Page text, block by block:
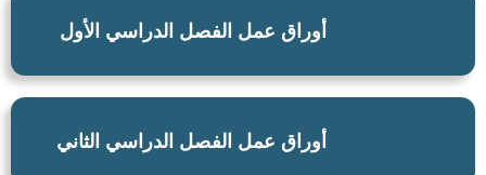
أوراق عمل الفصل الدراسي الأول
أوراق عمل الفصل الدراسي الثاني